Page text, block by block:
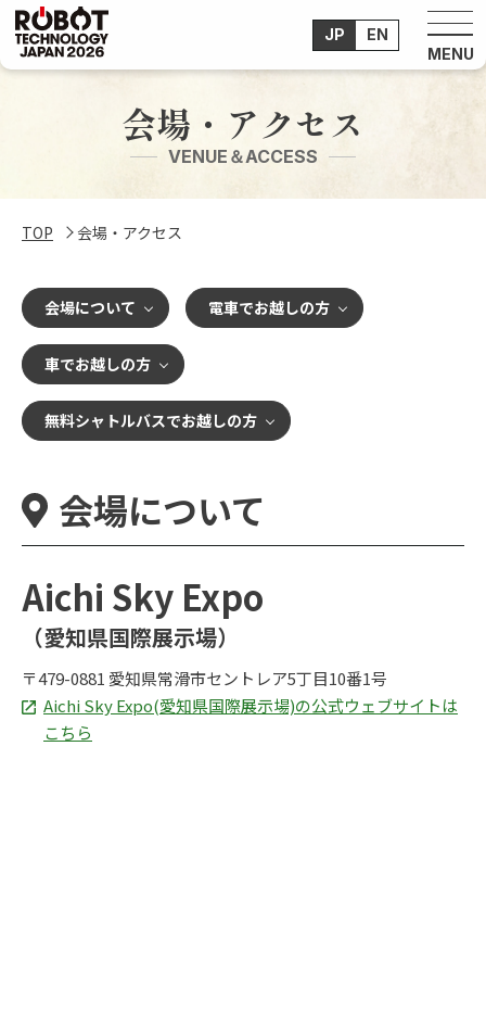
JP EN
会場・アクセス
VENUE＆ACCESS
TOP 会場・アクセス
会場について 電車でお越しの方
車でお越しの方
無料シャトルバスでお越しの方
会場について
Aichi Sky Expo
（愛知県国際展示場）
〒479-0881 愛知県常滑市セントレア5丁目10番1号
Aichi Sky Expo(愛知県国際展示場)の公式ウェブサイトは
こちら